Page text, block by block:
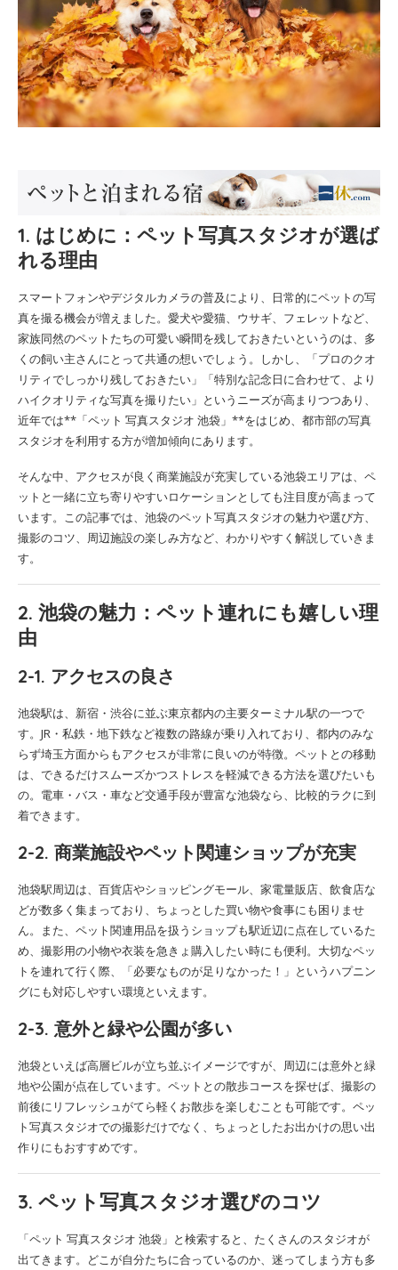
1. はじめに：ペット写真スタジオが選ば
れる理由
スマートフォンやデジタルカメラの普及により、日常的にペットの写
真を撮る機会が増えました。愛犬や愛猫、ウサギ、フェレットなど、
家族同然のペットたちの可愛い瞬間を残しておきたいというのは、多
くの飼い主さんにとって共通の想いでしょう。しかし、「プロのクオ
リティでしっかり残しておきたい」「特別な記念日に合わせて、より
ハイクオリティな写真を撮りたい」というニーズが高まりつつあり、
近年では**「ペット 写真スタジオ 池袋」**をはじめ、都市部の写真
スタジオを利用する方が増加傾向にあります。
そんな中、アクセスが良く商業施設が充実している池袋エリアは、ペ
ットと一緒に立ち寄りやすいロケーションとしても注目度が高まって
います。この記事では、池袋のペット写真スタジオの魅力や選び方、
撮影のコツ、周辺施設の楽しみ方など、わかりやすく解説していきま
す。
2. 池袋の魅力：ペット連れにも嬉しい理
由
2-1. アクセスの良さ
池袋駅は、新宿・渋谷に並ぶ東京都内の主要ターミナル駅の一つで
す。JR・私鉄・地下鉄など複数の路線が乗り入れており、都内のみな
らず埼玉方面からもアクセスが非常に良いのが特徴。ペットとの移動
は、できるだけスムーズかつストレスを軽減できる方法を選びたいも
の。電車・バス・車など交通手段が豊富な池袋なら、比較的ラクに到
着できます。
2-2. 商業施設やペット関連ショップが充実
池袋駅周辺は、百貨店やショッピングモール、家電量販店、飲食店な
どが数多く集まっており、ちょっとした買い物や食事にも困りませ
ん。また、ペット関連用品を扱うショップも駅近辺に点在しているた
め、撮影用の小物や衣装を急きょ購入したい時にも便利。大切なペッ
トを連れて行く際、「必要なものが足りなかった！」というハプニン
グにも対応しやすい環境といえます。
2-3. 意外と緑や公園が多い
池袋といえば高層ビルが立ち並ぶイメージですが、周辺には意外と緑
地や公園が点在しています。ペットとの散歩コースを探せば、撮影の
前後にリフレッシュがてら軽くお散歩を楽しむことも可能です。ペッ
ト写真スタジオでの撮影だけでなく、ちょっとしたお出かけの思い出
作りにもおすすめです。
3. ペット写真スタジオ選びのコツ
「ペット 写真スタジオ 池袋」と検索すると、たくさんのスタジオが
出てきます。どこが自分たちに合っているのか、迷ってしまう方も多